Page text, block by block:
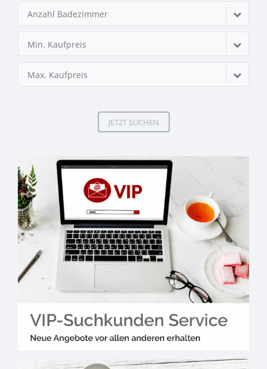
Anzahl Badezimmer
Min. Kaufpreis
Max. Kaufpreis
JETZT SUCHEN